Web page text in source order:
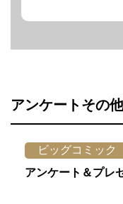
アンケートその他
ビッグコミック
アンケート＆プレ